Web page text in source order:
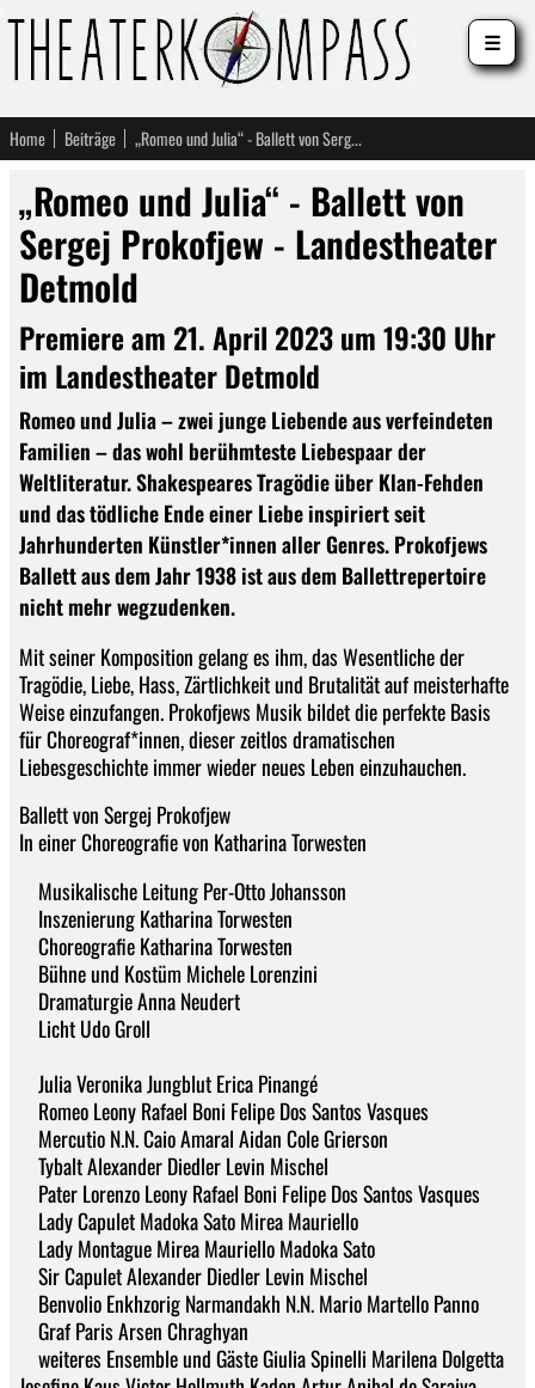
Home Beiträge „Romeo und Julia“ - Ballett von Sergej Prokofjew - Landestheater Detmold
„Romeo und Julia“ - Ballett von
Sergej Prokofjew - Landestheater
Detmold
Premiere am 21. April 2023 um 19:30 Uhr
im Landestheater Detmold
Romeo und Julia – zwei junge Liebende aus verfeindeten
Familien – das wohl berühmteste Liebespaar der
Weltliteratur. Shakespeares Tragödie über Klan-Fehden
und das tödliche Ende einer Liebe inspiriert seit
Jahrhunderten Künstler*innen aller Genres. Prokofjews
Ballett aus dem Jahr 1938 ist aus dem Ballettrepertoire
nicht mehr wegzudenken.
Mit seiner Komposition gelang es ihm, das Wesentliche der
Tragödie, Liebe, Hass, Zärtlichkeit und Brutalität auf meisterhafte
Weise einzufangen. Prokofjews Musik bildet die perfekte Basis
für Choreograf*innen, dieser zeitlos dramatischen
Liebesgeschichte immer wieder neues Leben einzuhauchen.
Ballett von Sergej Prokofjew
In einer Choreografie von Katharina Torwesten
Musikalische Leitung Per-Otto Johansson
Inszenierung Katharina Torwesten
Choreografie Katharina Torwesten
Bühne und Kostüm Michele Lorenzini
Dramaturgie Anna Neudert
Licht Udo Groll
Julia Veronika Jungblut Erica Pinangé
Romeo Leony Rafael Boni Felipe Dos Santos Vasques
Mercutio N.N. Caio Amaral Aidan Cole Grierson
Tybalt Alexander Diedler Levin Mischel
Pater Lorenzo Leony Rafael Boni Felipe Dos Santos Vasques
Lady Capulet Madoka Sato Mirea Mauriello
Lady Montague Mirea Mauriello Madoka Sato
Sir Capulet Alexander Diedler Levin Mischel
Benvolio Enkhzorig Narmandakh N.N. Mario Martello Panno
Graf Paris Arsen Chraghyan
weiteres Ensemble und Gäste Giulia Spinelli Marilena Dolgetta
☰